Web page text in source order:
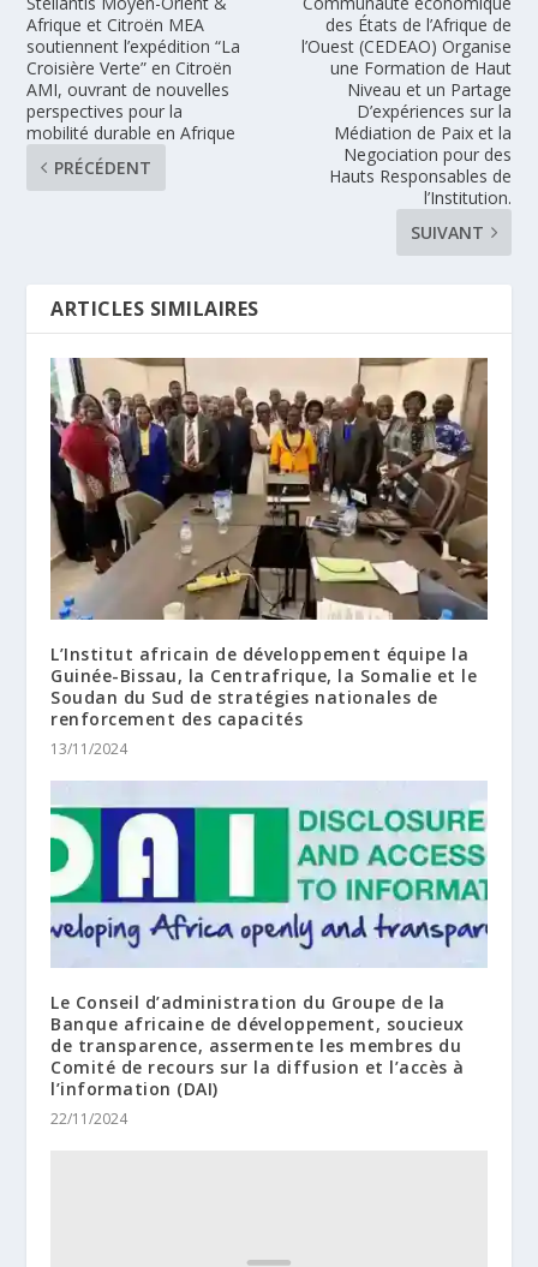
Afrique et Citroën MEA
soutiennent l’expédition “La
Croisière Verte” en Citroën
AMI, ouvrant de nouvelles
perspectives pour la
mobilité durable en Afrique
PRÉCÉDENT
des États de l’Afrique de
l’Ouest (CEDEAO) Organise
une Formation de Haut
Niveau et un Partage
D’expériences sur la
Médiation de Paix et la
Negociation pour des
Hauts Responsables de
l’Institution.
SUIVANT
ARTICLES SIMILAIRES
L’Institut africain de développement équipe la
Guinée-Bissau, la Centrafrique, la Somalie et le
Soudan du Sud de stratégies nationales de
renforcement des capacités
13/11/2024
Le Conseil d’administration du Groupe de la
Banque africaine de développement, soucieux
de transparence, assermente les membres du
Comité de recours sur la diffusion et l’accès à
l’information (DAI)
22/11/2024